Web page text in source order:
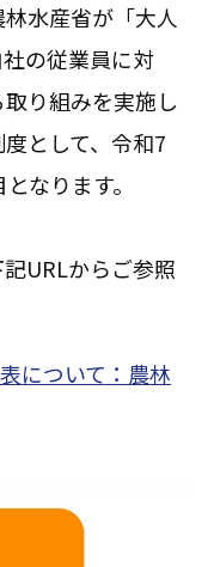
林水産省が「大人
の従業員に対
り組みを実施し
として、令和7
なります。
URLからご参照
について：農林